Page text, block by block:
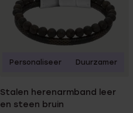
Stalen herenarmband leer
en steen bruin
Personaliseer Duurzamer